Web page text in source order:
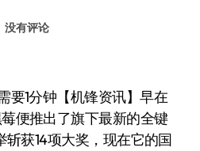
没有评论
便推出了旗下最新的全键
斩获14项大奖，现在它的国